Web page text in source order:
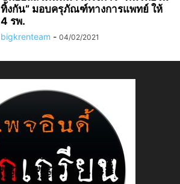
ทิ้งกัน” มอบครุภัณฑ์ทางการแพทย์ ให้
4 รพ.
bigkrenteam - 04/02/2021